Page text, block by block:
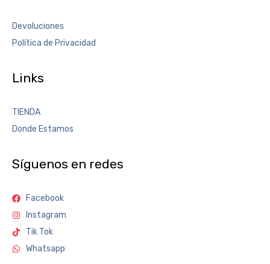
Devoluciones
Política de Privacidad
Links
TIENDA
Donde Estamos
Síguenos en redes
Facebook
Instagram
Tik Tok
Whatsapp